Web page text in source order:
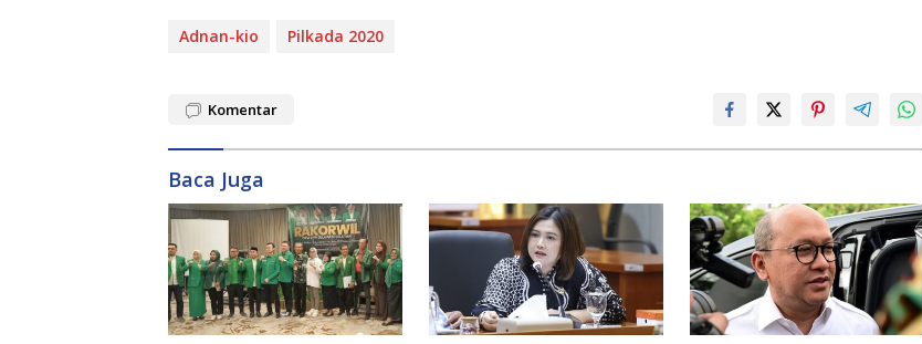
Adnan-kio Pilkada 2020
Komentar
Baca Juga